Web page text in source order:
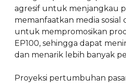
agresif untuk menjangkau
memanfaatkan media sosial
untuk mempromosikan
EP100, sehingga dapat
dan menarik lebih banyak
Proyeksi pertumbuhan